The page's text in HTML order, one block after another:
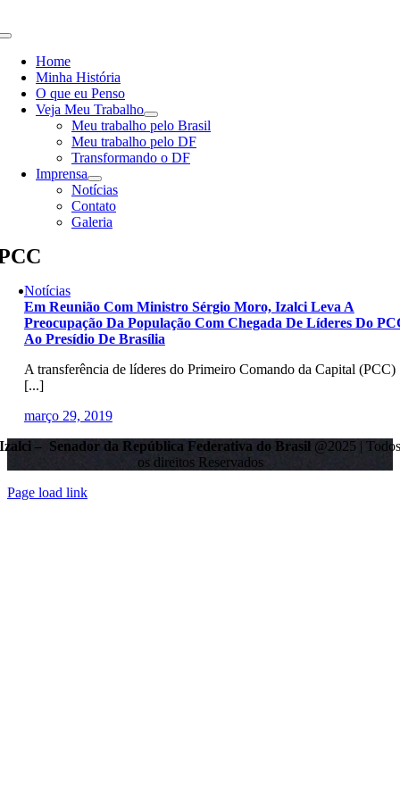
to
Toggle
NavigationHome
Minha História
O que eu Penso
Veja Meu Trabalho
Meu trabalho pelo Brasil
Meu trabalho pelo DF
Transformando o DF
Imprensa
Notícias
Contato
Galeria
Notícias
Em Reunião Com Ministro Sérgio Moro, Izalci Leva A
Preocupação Da População Com Chegada De Líderes Do
Ao Presídio De Brasília
A transferência de líderes do Primeiro Comando da Capital (PCC)
[...]
março 29, 2019
Izalci – Senador da República Federativa do Brasil @2025 | Todos
os direitos Reservados
Page load link